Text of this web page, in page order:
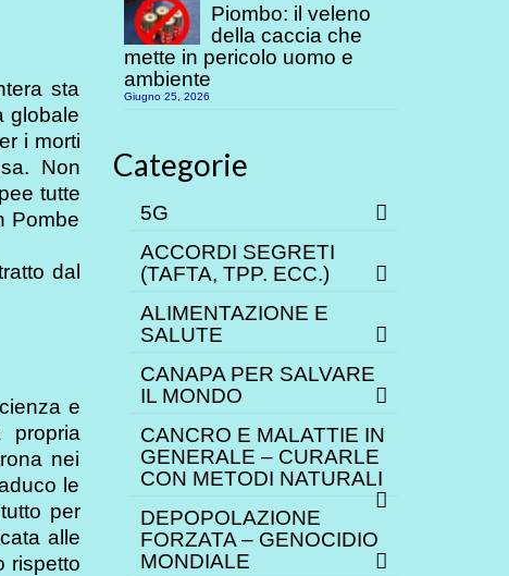
sta
globale
i morti
Non
tutte
Pombe
dal
e
propria
nei
le
per
alle
rispetto
Piombo: il veleno
della caccia che
mette in pericolo uomo e
ambiente
Giugno 25, 2026
Categorie
5G
ACCORDI SEGRETI
(TAFTA, TPP. ECC.)
ALIMENTAZIONE E
SALUTE
CANAPA PER SALVARE
IL MONDO
CANCRO E MALATTIE IN
GENERALE – CURARLE
CON METODI NATURALI
DEPOPOLAZIONE
FORZATA – GENOCIDIO
MONDIALE